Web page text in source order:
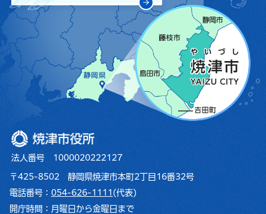
焼津市役所
法人番号 1000020222127
〒425-8502 静岡県焼津市本町2丁目16番32号
電話番号： 054-626-1111 (代表)
開庁時間： 月曜日から金曜日まで